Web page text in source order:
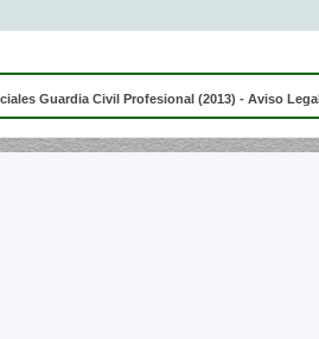
Guardia Civil Profesional (2013) - Aviso Legal